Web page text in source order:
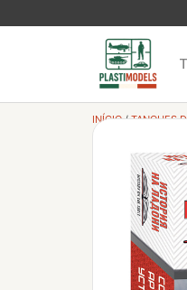
INÍCIO/TANQUES